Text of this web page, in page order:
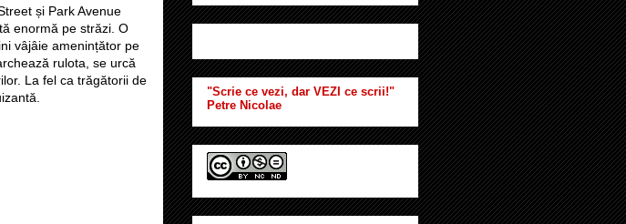
și Park Avenue
enormă pe străzi. O
vâjâie amenințător pe
rulota, se urcă
La fel ca trăgătorii de
"Scrie ce vezi, dar VEZI ce scrii!"
Petre Nicolae